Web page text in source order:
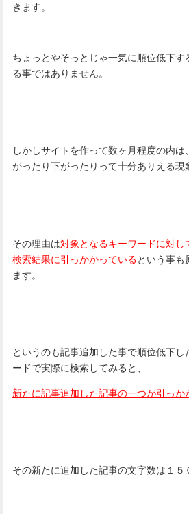
きます。
ちょっとやそっとじゃ一気に順位低下す
る事ではありません。
しかしサイトを作って数ヶ月程度の内
がったり下がったりって十分ありえる現
その理由は対象となるキーワードに対し
検索結果に引っかかっているという事も
ます。
というのも記事追加した事で順位低下し
ードで実際に検索してみると、
新たに記事追加した記事の一つが引っか
その新たに追加した記事の文字数は１５